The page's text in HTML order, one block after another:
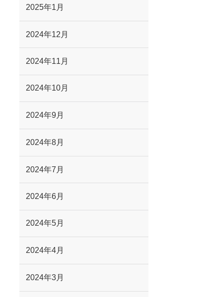
2025年1月
2024年12月
2024年11月
2024年10月
2024年9月
2024年8月
2024年7月
2024年6月
2024年5月
2024年4月
2024年3月